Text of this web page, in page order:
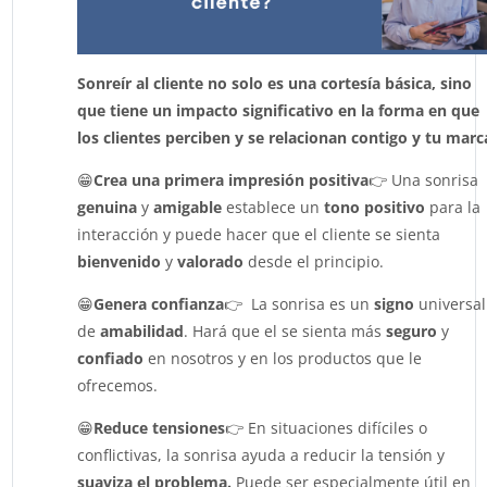
Sonreír al cliente no solo es una cortesía básica, sino
que tiene un impacto significativo en la forma en que
los clientes perciben y se relacionan contigo y tu
😁Crea una primera impresión positiva👉 Una sonrisa
genuina y amigable establece un tono positivo para la
interacción y puede hacer que el cliente se sienta
bienvenido y valorado desde el principio.
😁Genera confianza👉 La sonrisa es un signo universal
de amabilidad. Hará que el se sienta más seguro y
confiado en nosotros y en los productos que le
ofrecemos.
😁Reduce tensiones👉 En situaciones difíciles o
conflictivas, la sonrisa ayuda a reducir la tensión y
suaviza el problema. Puede ser especialmente útil en